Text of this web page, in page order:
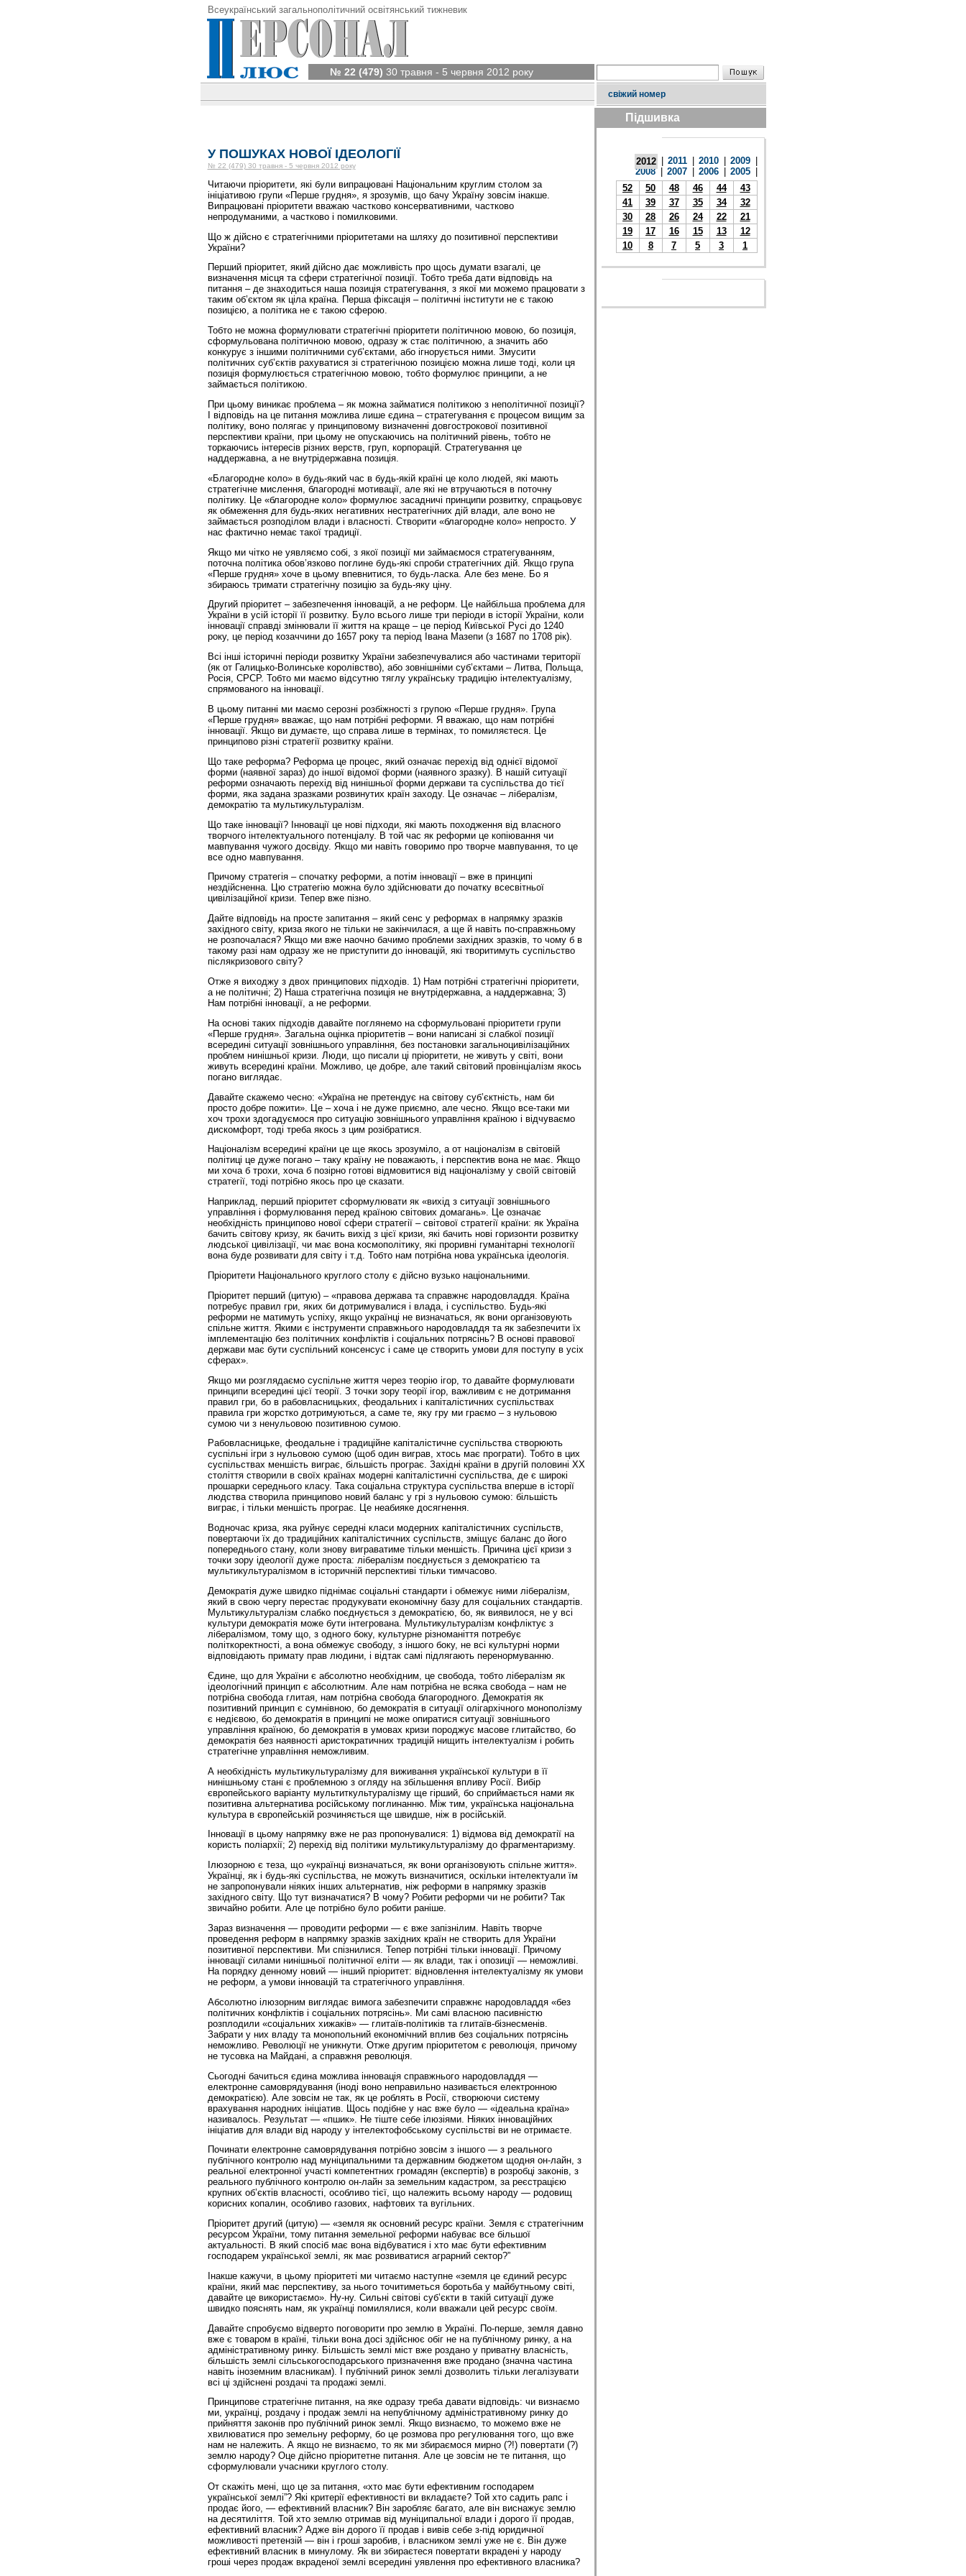
Всеукраїнський загальнополітичний освітянський тижневик
№ 22 (479) 30 травня - 5 червня 2012 року
свіжий номер
У ПОШУКАХ НОВОЇ ІДЕОЛОГІЇ
№ 22 (479) 30 травня - 5 червня 2012 року
Читаючи пріоритети, які були випрацювані Національним круглим столом за
ініціативою групи «Перше грудня», я зрозумів, що бачу Україну зовсім інакше.
Випрацювані пріоритети вважаю частково консервативними, частково
непродуманими, а частково і помилковими.
Що ж дійсно є стратегічними пріоритетами на шляху до позитивної перспективи
України?
Перший пріоритет, який дійсно дає можливість про щось думати взагалі, це
визначення місця та сфери стратегічної позиції. Тобто треба дати відповідь на
питання – де знаходиться наша позиція стратегування, з якої ми можемо працювати з
таким об’єктом як ціла країна. Перша фіксація – політичні інститути не є такою
позицією, а політика не є такою сферою.
Тобто не можна формулювати стратегічні пріоритети політичною мовою, бо позиція,
сформульована політичною мовою, одразу ж стає політичною, а значить або
конкурує з іншими політичними суб’єктами, або ігнорується ними. Змусити
політичних суб’єктів рахуватися зі стратегічною позицією можна лише тоді, коли ця
позиція формулюється стратегічною мовою, тобто формулює принципи, а не
займається політикою.
При цьому виникає проблема – як можна займатися політикою з неполітичної позиції?
І відповідь на це питання можлива лише єдина – стратегування є процесом вищим за
політику, воно полягає у принциповому визначенні довгострокової позитивної
перспективи країни, при цьому не опускаючись на політичний рівень, тобто не
торкаючись інтересів різних верств, груп, корпорацій. Стратегування це
наддержавна, а не внутрідержавна позиція.
«Благородне коло» в будь-який час в будь-якій країні це коло людей, які мають
стратегічне мислення, благородні мотивації, але які не втручаються в поточну
політику. Це «благородне коло» формулює засадничі принципи розвитку, спрацьовує
як обмеження для будь-яких негативних нестратегічних дій влади, але воно не
займається розподілом влади і власності. Створити «благородне коло» непросто. У
нас фактично немає такої традиції.
Якщо ми чітко не уявляємо собі, з якої позиції ми займаємося стратегуванням,
поточна політика обов’язково поглине будь-які спроби стратегічних дій. Якщо група
«Перше грудня» хоче в цьому впевнитися, то будь-ласка. Але без мене. Бо я
збираюсь тримати стратегічну позицію за будь-яку ціну.
Другий пріоритет – забезпечення інновацій, а не реформ. Це найбільша проблема для
України в усій історії її розвитку. Було всього лише три періоди в історії України, коли
інновації справді змінювали її життя на краще – це період Київської Русі до 1240
року, це період козаччини до 1657 року та період Івана Мазепи (з 1687 по 1708 рік).
Всі інші історичні періоди розвитку України забезпечувалися або частинами території
(як от Галицько-Волинське королівство), або зовнішніми суб’єктами – Литва, Польща,
Росія, СРСР. Тобто ми маємо відсутню тяглу українську традицію інтелектуалізму,
спрямованого на інновації.
В цьому питанні ми маємо серозні розбіжності з групою «Перше грудня». Група
«Перше грудня» вважає, що нам потрібні реформи. Я вважаю, що нам потрібні
інновації. Якщо ви думаєте, що справа лише в термінах, то помиляєтеся. Це
принципово різні стратегії розвитку країни.
Що таке реформа? Реформа це процес, який означає перехід від однієї відомої
форми (наявної зараз) до іншої відомої форми (наявного зразку). В нашій ситуації
реформи означають перехід від нинішньої форми держави та суспільства до тієї
форми, яка задана зразками розвинутих країн заходу. Це означає – лібералізм,
демократію та мультикультуралізм.
Що таке інновації? Інновації це нові підходи, які мають походження від власного
творчого інтелектуального потенціалу. В той час як реформи це копіювання чи
мавпування чужого досвіду. Якщо ми навіть говоримо про творче мавпування, то це
все одно мавпування.
Причому стратегія – спочатку реформи, а потім інновації – вже в принципі
нездійсненна. Цю стратегію можна було здійснювати до початку всесвітньої
цивілізаційної кризи. Тепер вже пізно.
Дайте відповідь на просте запитання – який сенс у реформах в напрямку зразків
західного світу, криза якого не тільки не закінчилася, а ще й навіть по-справжньому
не розпочалася? Якщо ми вже наочно бачимо проблеми західних зразків, то чому б в
такому разі нам одразу же не приступити до інновацій, які творитимуть суспільство
після­кризового світу?
Отже я виходжу з двох принципових підходів. 1) Нам потрібні стратегічні пріоритети,
а не політичні; 2) Наша стратегічна позиція не внутрідержавна, а наддержавна; 3)
Нам потрібні інновації, а не реформи.
На основі таких підходів давайте поглянемо на сформульовані пріоритети групи
«Перше грудня». Загальна оцінка пріоритетів – вони написані зі слабкої позиції
всередині ситуації зовнішнього управління, без постановки загальноцивілізаційних
проблем нинішньої кризи. Люди, що писали ці пріоритети, не живуть у світі, вони
живуть всередині країни. Можливо, це добре, але такий світовий провінціа­лізм якось
погано виглядає.
Давайте скажемо чесно: «Україна не претендує на світову суб’єктність, нам би
просто добре пожити». Це – хоча і не дуже приємно, але чесно. Якщо все-таки ми
хоч трохи здогадуємося про ситуацію зовнішнього управління країною і відчуваємо
дискомфорт, тоді треба якось з цим розібратися.
Націоналізм всередині країни це ще якось зрозуміло, а от націоналізм в сві­товій
політиці це дуже погано – таку країну не поважають, і перспектив вона не має. Якщо
ми хоча б трохи, хоча б позірно готові відмовитися від націоналізму у своїй світовій
стратегії, тоді потрібно якось про це сказати.
Наприклад, перший пріоритет сформулювати як «вихід з ситуації зовнішнього
управління і формулювання перед країною світових домагань». Це означає
необхідність принципово нової сфери стратегії – світової стратегії країни: як Україна
бачить світову кризу, як бачить вихід з цієї кризи, які бачить нові горизонти розвитку
людської цивілізації, чи має вона космополітику, які проривні гуманітарні технології
вона буде розвивати для світу і т.д. Тобто нам потрібна нова українська ідеологія.
Пріоритети Національного круглого столу є дійсно вузько національними.
Пріоритет перший (цитую) – «правова держава та справжнє народовладдя. Країна
потребує правил гри, яких би дотримувалися і влада, і суспільство. Будь-які
реформи не матимуть успіху, якщо українці не визначаться, як вони організовують
спільне життя. Якими є інструменти справжнього народовладдя та як забезпечити їх
імплементацію без політичних конфліктів і соціальних потрясінь? В основі правової
держави має бути суспільний консенсус і саме це створить умови для поступу в усіх
сферах».
Якщо ми розглядаємо суспільне життя через теорію ігор, то давайте формулювати
принципи всередині цієї теорії. З точки зору теорії ігор, важливим є не дотримання
правил гри, бо в рабовласницьких, феодальних і капіталістичних суспільствах
правила гри жорстко дотримуються, а саме те, яку гру ми граємо – з нульовою
сумою чи з ненульовою позитивною сумою.
Рабовласницьке, феодальне і традиційне капіталістичне суспільства створюють
суспільні ігри з нульовою сумою (щоб один виграв, хтось має програти). Тобто в цих
суспільствах меншість виграє, більшість програє. Західні країни в другій половині ХХ
століття створили в своїх країнах модерні капіталістичні суспільства, де є широкі
прошарки середнього класу. Така соціальна структура суспільства вперше в історії
людства створила принципово новий баланс у грі з нульовою сумою: більшість
виграє, і тільки меншість програє. Це неабияке досягнення.
Водночас криза, яка руйнує середні класи модерних капіталістичних суспільств,
повертаючи їх до традиційних капіталістичних суспільств, зміщує баланс до його
попереднього стану, коли знову виграватиме тільки меншість. Причина цієї кризи з
точки зору ідеології дуже проста: лібералізм поєднується з демократією та
мультикультуралізмом в історичній перспективі тільки тимчасово.
Демократія дуже швидко піднімає соціальні стандарти і обмежує ними лібералізм,
який в свою чергу перестає продукувати економічну базу для соціальних стандартів.
Мультикультуралізм слабко поєднується з демократією, бо, як виявилося, не у всі
культури демократія може бути інтегрована. Мультикультуралізм конфліктує з
лібералізмом, тому що, з одного боку, культурне різноманіття потребує
політкоректності, а вона обмежує свободу, з іншого боку, не всі культурні норми
відповідають примату прав людини, і відтак самі підлягають перенормуванню.
Єдине, що для України є абсолютно необхідним, це свобода, тобто лібералізм як
ідеологічний принцип є абсолютним. Але нам потрібна не всяка свобода – нам не
потрібна свобода глитая, нам потрібна свобода благородного. Демократія як
позитивний принцип є сумнівною, бо демократія в ситуації олігархічного монополізму
є недієвою, бо демократія в принципі не може опиратися ситуації зовнішнього
управління країною, бо демократія в умовах кризи породжує масове глитайство, бо
демократія без наявності аристократичних традицій нищить інтелектуалізм і робить
стратегічне управління неможливим.
А необхідність мультикультуралізму для виживання української культури в її
нинішньому стані є проблемною з огляду на збільшення впливу Росії. Вибір
європейського варіанту мультиткультуралізму ще гірший, бо сприймається нами як
позитивна альтернатива російському поглинанню. Між тим, українська національна
культура в європейській розчиняється ще швидше, ніж в російській.
Інновації в цьому напрямку вже не раз пропонувалися: 1) відмова від демократії на
користь поліархії; 2) перехід від політики мультикультуралізму до фрагментаризму.
Ілюзорною є теза, що «українці визначаться, як вони організовують спільне життя».
Українці, як і будь-які суспільства, не можуть визначитися, оскільки інтелектуали їм
не запропонували ніяких інших альтернатив, ніж реформи в напрямку зразків
західного світу. Що тут визначатися? В чому? Робити реформи чи не робити? Так
звичайно робити. Але це потрібно було робити раніше.
Зараз визначення — проводити реформи — є вже запізнілим. Навіть творче
проведення реформ в напрямку зразків західних країн не створить для України
позитивної перспективи. Ми спізнилися. Тепер потрібні тільки інновації. Причому
інновації силами нинішньої політичної еліти — як влади, так і опозиції — неможливі.
На порядку денному новий — інший пріоритет: відновлення інтелектуалізму як умови
не реформ, а умови інновацій та стратегічного управління.
Абсолютно ілюзорним виглядає вимога забезпечити справжнє народовладдя «без
політичних конф­лік­тів і соціальних потрясінь». Ми самі власною пасивністю
розплодили «соціальних хижаків» — глитаїв-політиків та глитаїв-бізнесменів.
Забрати у них владу та монопольний економічний вплив без соціальних потрясінь
неможливо. Революції не уникнути. Отже другим пріоритетом є революція, причому
не тусовка на Майдані, а справжня революція.
Сьогодні бачиться єдина можлива інновація справжнього народовладдя —
електронне самоврядування (іноді воно неправильно називається електронною
демократією). Але зовсім не так, як це роблять в Росії, створюючи систему
врахування народних ініціатив. Щось подібне у нас вже було — «ідеальна країна»
називалось. Результат — «пшик». Не тіште себе ілюзіями. Ніяких інноваційних
ініціатив для влади від народу у інтелектофобському суспільстві ви не отримаєте.
Починати електронне самоврядування потрібно зовсім з іншого — з реального
публічного контролю над муніципальними та державним бюджетом щодня он-лайн, з
реальної електронної участі компетентних громадян (експертів) в розробці законів, з
реального публічного контролю он-лайн за земельним кадастром, за реєстрацією
крупних об’єктів власності, особливо тієї, що належить всьому народу — родовищ
корисних копалин, особливо газових, нафтових та вугільних.
Пріоритет другий (цитую) — «земля як основний ресурс країни. Земля є стратегічним
ресурсом України, тому питання земельної реформи набуває все більшої
актуальності. В який спосіб має вона відбуватися і хто має бути ефективним
господарем української землі, як має розвиватися аграрний сектор?”
Інакше кажучи, в цьому пріоритеті ми читаємо наступне «земля це єдиний ресурс
країни, який має перспективу, за нього точитиметься боротьба у майбутньому світі,
давайте це використаємо». Ну-ну. Сильні світові суб’єкти в такій ситуації дуже
швидко пояснять нам, як українці помилялися, коли вважали цей ресурс своїм.
Давайте спробуємо відверто поговорити про землю в Україні. По-перше, земля давно
вже є товаром в країні, тільки вона досі здійснює обіг не на публічному ринку, а на
адміністративному ринку. Більшість землі міст вже роздано у приватну власність,
більшість землі сільськогосподарського призначення вже продано (значна частина
навіть іноземним власникам). І публічний ринок землі дозволить тільки легалізувати
всі ці здійснені роздачі та продажі землі.
Принципове стратегічне питання, на яке одразу треба давати відповідь: чи визнаємо
ми, українці, роздачу і продаж землі на непублічному адміністративному ринку до
прийняття законів про публічний ринок землі. Якщо визнаємо, то можемо вже не
хвилюватися про земельну реформу, бо це розмова про регулювання того, що вже
нам не належить. А якщо не визнаємо, то як ми збираємося мирно (?!) повертати (?)
землю народу? Оце дійсно пріоритетне питання. Але це зовсім не те питання, що
сформулювали учасники круглого столу.
От скажіть мені, що це за питання, «хто має бути ефективним господарем
української землі”? Які критерії ефективності ви вкладаєте? Той хто садить рапс і
продає його, — ефективний власник? Він заробляє багато, але він виснажує землю
на десятиліття. Той хто землю отримав від муніципальної влади і дорого її продав,
ефективний власник? Адже він дорого її продав і вивів себе з-під юридичної
можливості претензій — він і гроші заробив, і власником землі уже не є. Він дуже
ефективний власник в минулому. Як ви збираєтеся повертати вкрадені у народу
гроші через продаж вкраденої землі всередині уявлення про ефективного власника?
Підшивка
2012 2011 2010 2009
2008 | 2007 2006 2005
52
50 48 46 44
43
41
39 37 35 34
32
30
28 26 24 22
21
19
17 16 15 13
12
10
8 7 5 3 1